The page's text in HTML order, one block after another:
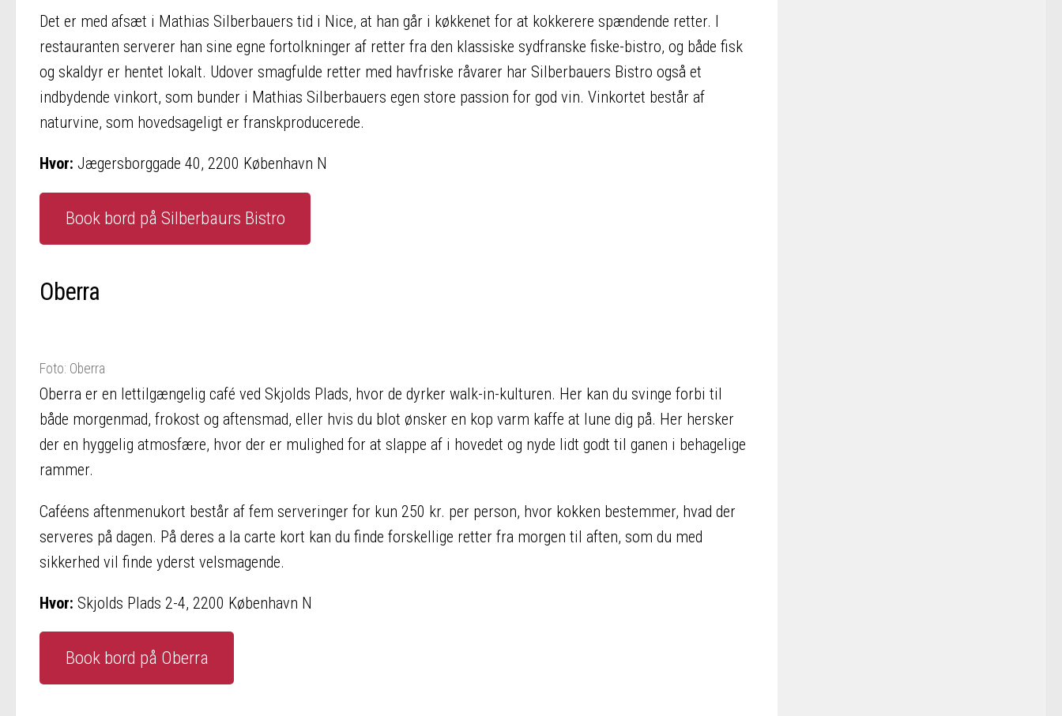
Det er med afsæt i Mathias Silberbauers tid i Nice, at han går i køkkenet for at kokkerere spændende retter. I
restauranten serverer han sine egne fortolkninger af retter fra den klassiske sydfranske fiske-bistro, og både fisk
og skaldyr er hentet lokalt. Udover smagfulde retter med havfriske råvarer har Silberbauers Bistro også et
indbydende vinkort, som bunder i Mathias Silberbauers egen store passion for god vin. Vinkortet består af
naturvine, som hovedsageligt er franskproducerede.
Hvor: Jægersborggade 40, 2200 København N
Book bord på Silberbaurs Bistro
Oberra
Foto: Oberra
Oberra er en lettilgængelig café ved Skjolds Plads, hvor de dyrker walk-in-kulturen. Her kan du svinge forbi til
både morgenmad, frokost og aftensmad, eller hvis du blot ønsker en kop varm kaffe at lune dig på. Her hersker
der en hyggelig atmosfære, hvor der er mulighed for at slappe af i hovedet og nyde lidt godt til ganen i behagelige
rammer.
Caféens aftenmenukort består af fem serveringer for kun 250 kr. per person, hvor kokken bestemmer, hvad der
serveres på dagen. På deres a la carte kort kan du finde forskellige retter fra morgen til aften, som du med
sikkerhed vil finde yderst velsmagende.
Hvor: Skjolds Plads 2-4, 2200 København N
Book bord på Oberra